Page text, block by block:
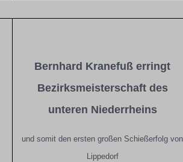
Bernhard Kranefuß erringt
Bezirksmeisterschaft des
unteren Niederrheins
und somit den ersten großen Schießerfolg von
Lippedorf